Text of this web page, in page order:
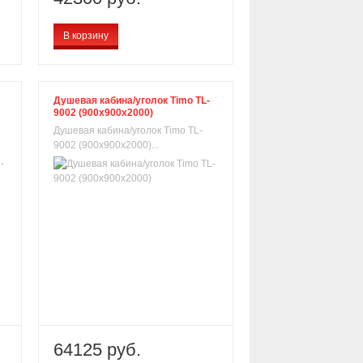
В корзину
Душевая кабина/уголок Timo TL-
9002 (900х900х2000)
Душевая кабина/уголок Timo TL-
9002 (900х900х2000)...
64125 руб.